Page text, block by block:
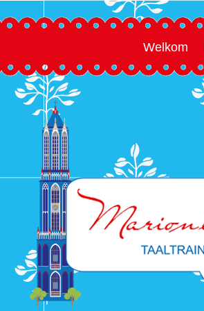
Welkom